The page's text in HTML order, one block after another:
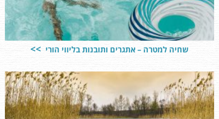
שחיה למטרה – אתגרים ותובנות בליווי הורי